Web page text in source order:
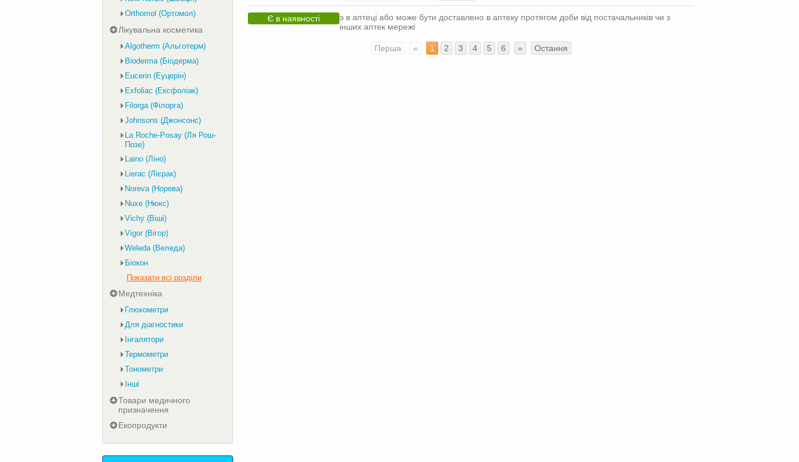
Є в наявності
э в аптеці або може бути доставлено в аптеку протягом доби від постачальників чи з
інших аптек мережі
Перша « 1 2 3 4 5 6 » Остання
Orthomol (Ортомол)
Лікувальна косметика
Algotherm (Альготерм)
Bioderma (Біодерма)
Eucerin (Еуцерін)
Exfoliac (Ексфоліак)
Filorga (Філорга)
Johnsons (Джонсонс)
La Roche-Posay (Ля Рош-
Позе)
Laino (Ліно)
Lierac (Лієрак)
Noreva (Норева)
Nuxe (Нюкс)
Vichy (Віші)
Vigor (Вігор)
Weleda (Веледа)
Біокон
Показати всі розділи
Медтехніка
Глюкометри
Для діагностики
Інгалятори
Термометри
Тонометри
Інші
Товари медичного
призначення
Екопродукти